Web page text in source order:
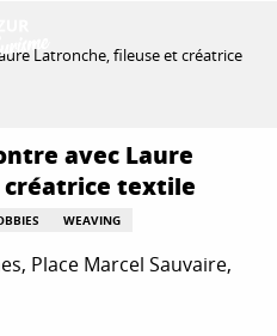
Latronche, fileuse et créatrice
avec Laure
créatrice textile
WEAVING
Place Marcel Sauvaire,